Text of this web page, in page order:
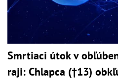
Smrtiaci útok v
raji: Chlapca (†13)